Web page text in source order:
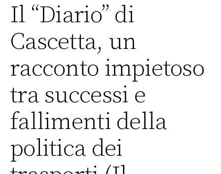
Il “Diario” di
Cascetta, un
racconto impietoso
tra successi e
fallimenti della
politica dei